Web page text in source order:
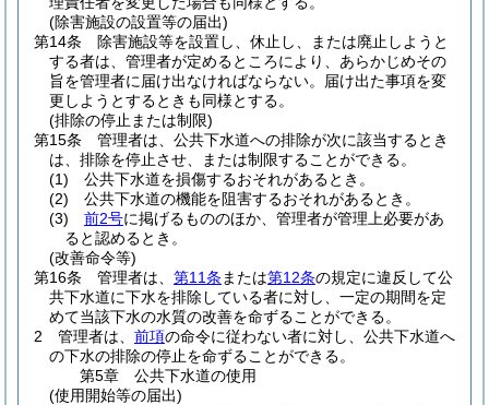
(除害施設の設置等の届出)
第14条
除害施設等を設置し、休止し、または廃止しようと
する者は、管理者が定めるところにより、あらかじめその
旨を管理者に届け出なければならない。
届け出た事項を変
更しようとするときも同様とする。
(排除の停止または制限)
第15条
管理者は、公共下水道への排除が次に該当するとき
は、排除を停止させ、または制限することができる。
(1)
公共下水道を損傷するおそれがあるとき。
(2)
公共下水道の機能を阻害するおそれがあるとき。
(3)
前2号に掲げるもののほか、管理者が管理上必要があ
ると認めるとき。
(改善命令等)
第16条
管理者は、 第11条 または第12条の規定に違反して公
共下水道に下水を排除している者に対し、一定の期間を定
めて当該下水の水質の改善を命ずることができる。
2
管理者は、 前項の命令に従わない者に対し、公共下水道へ
の下水の排除の停止を命ずることができる。
第5章
公共下水道の使用
(使用開始等の届出)